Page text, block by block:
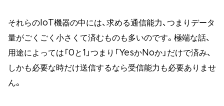
それらのIoT機器の中には、求める通信能力、つまりデータ
量がごくごく小さくて済むものも多いのです。極端な話、
用途によっては「0と1」つまり「YesかNoか」だけで済み、
しかも必要な時だけ送信するなら受信能力も必要ありませ
ん。